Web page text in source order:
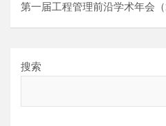
第一届工程管理前沿学术年会
搜索